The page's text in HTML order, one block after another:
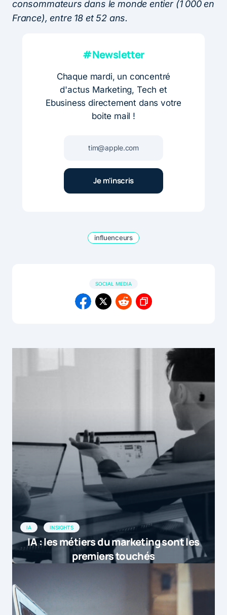
consommateurs dans le monde entier (1 000 en
France), entre 18 et 52 ans.
#Newsletter
Chaque mardi, un concentré
d'actus Marketing, Tech et
Ebusiness directement dans votre
boite mail !
influenceurs
SOCIAL MEDIA
IA INSIGHTS
IA : les métiers du marketing sont les
premiers touchés